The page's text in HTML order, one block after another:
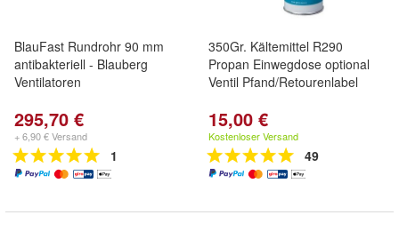
BlauFast Rundrohr 90 mm
antibakteriell - Blauberg
Ventilatoren
295,70 €
+ 6,90 € Versand
1
350Gr. Kältemittel R290
Propan Einwegdose optional
Ventil Pfand/Retourenlabel
15,00 €
Kostenloser Versand
49